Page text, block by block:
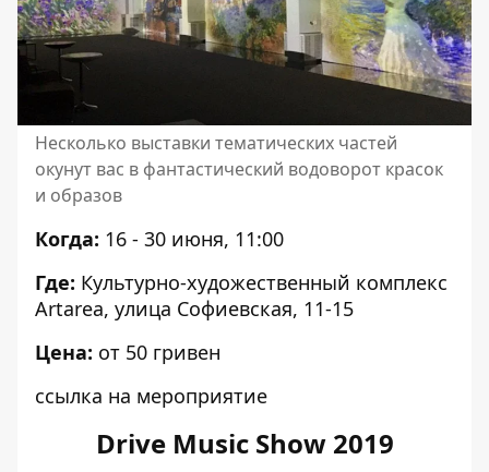
Несколько выставки тематических частей
окунут вас в фантастический водоворот красок
и образов
Когда: 16 - 30 июня, 11:00
Где: Культурно-художественный комплекс
Artarea, улица Софиевская, 11-15
Цена: от 50 гривен
ссылка на мероприятие
Drive Music Show 2019